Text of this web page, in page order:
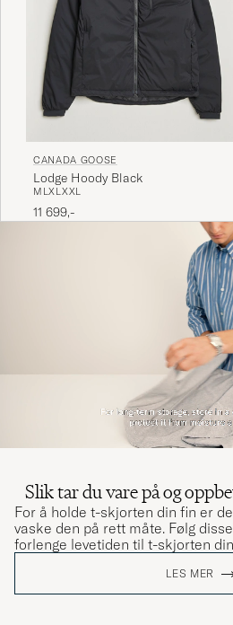
CANADA GOOSE
Lodge Hoody Black
M LXLXXL
11 699,-
Slik tar du vare på og
For å holde t-skjorten din fin er
vaske den på rett måte. Følg
forlenge levetiden til t-skjorten
LES MER